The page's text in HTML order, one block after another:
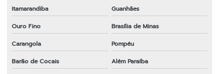
Itamarandiba
Guanhães
Ouro Fino
Brasília de Minas
Carangola
Pompéu
Barão de Cocais
Além Paraíba